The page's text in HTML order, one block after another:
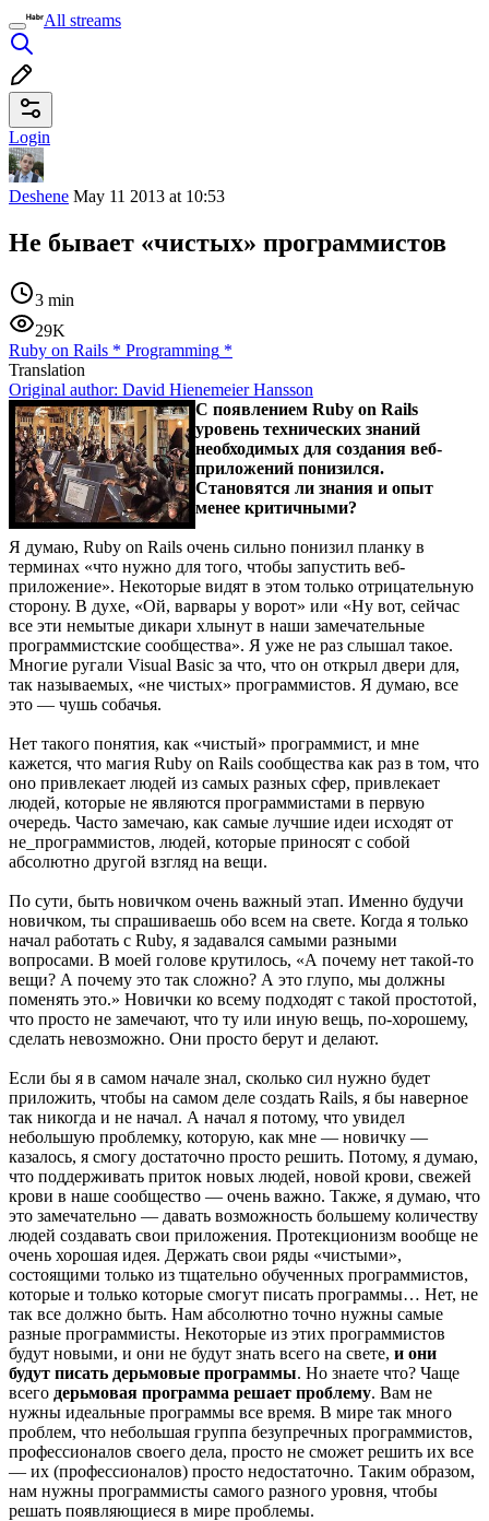
All streams
Login
Deshene May 11 2013 at 10:53
Не бывает «чистых» программистов
3 min
29K
Ruby on Rails * Programming *
Translation
Original author: David Hienemeier Hansson
С появлением Ruby on Rails
уровень технических знаний
необходимых для создания веб-
приложений понизился.
Становятся ли знания и опыт
менее критичными?
Я думаю, Ruby on Rails очень сильно понизил планку в
терминах «что нужно для того, чтобы запустить веб-
приложение». Некоторые видят в этом только отрицательную
сторону. В духе, «Ой, варвары у ворот» или «Ну вот, сейчас
все эти немытые дикари хлынут в наши замечательные
программистские сообщества». Я уже не раз слышал такое.
Многие ругали Visual Basic за что, что он открыл двери для,
так называемых, «не чистых» программистов. Я думаю, все
это — чушь собачья.
Нет такого понятия, как «чистый» программист, и мне
кажется, что магия Ruby on Rails сообщества как раз в том, что
оно привлекает людей из самых разных сфер, привлекает
людей, которые не являются программистами в первую
очередь. Часто замечаю, как самые лучшие идеи исходят от
не_программистов, людей, которые приносят с собой
абсолютно другой взгляд на вещи.
По сути, быть новичком очень важный этап. Именно будучи
новичком, ты спрашиваешь обо всем на свете. Когда я только
начал работать с Ruby, я задавался самыми разными
вопросами. В моей голове крутилось, «А почему нет такой-то
вещи? А почему это так сложно? А это глупо, мы должны
поменять это.» Новички ко всему подходят с такой простотой,
что просто не замечают, что ту или иную вещь, по-хорошему,
сделать невозможно. Они просто берут и делают.
Если бы я в самом начале знал, сколько сил нужно будет
приложить, чтобы на самом деле создать Rails, я бы наверное
так никогда и не начал. А начал я потому, что увидел
небольшую проблемку, которую, как мне — новичку —
казалось, я смогу достаточно просто решить. Потому, я думаю,
что поддерживать приток новых людей, новой крови, свежей
крови в наше сообщество — очень важно. Также, я думаю, что
это замечательно — давать возможность большему количеству
людей создавать свои приложения. Протекционизм вообще не
очень хорошая идея. Держать свои ряды «чистыми»,
состоящими только из тщательно обученных программистов,
которые и только которые смогут писать программы… Нет, не
так все должно быть. Нам абсолютно точно нужны самые
разные программисты. Некоторые из этих программистов
будут новыми, и они не будут знать всего на свете, и они
будут писать дерьмовые программы. Но знаете что? Чаще
всего дерьмовая программа решает проблему. Вам не
нужны идеальные программы все время. В мире так много
проблем, что небольшая группа безупречных программистов,
профессионалов своего дела, просто не сможет решить их все
— их (профессионалов) просто недостаточно. Таким образом,
нам нужны программисты самого разного уровня, чтобы
решать появляющиеся в мире проблемы.